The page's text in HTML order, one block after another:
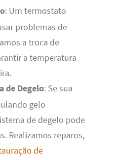
: Um termostato
problemas de
a troca de
a temperatura
de Degelo: Se sua
gelo
de degelo pode
Realizamos reparos,
de